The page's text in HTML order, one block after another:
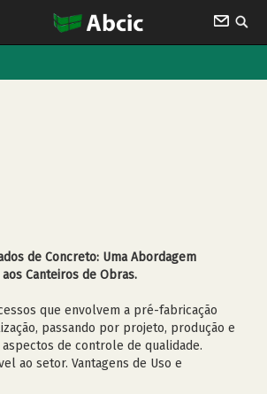
de Concreto: Uma Abordagem
Canteiros de Obras.
que envolvem a pré-fabricação
passando por projeto, produção e
de controle de qualidade.
ao setor. Vantagens de Uso e